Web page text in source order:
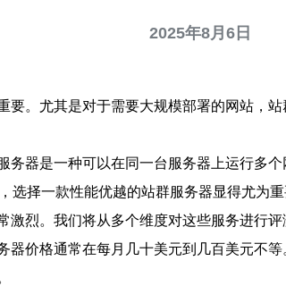
2025年8月6日
。尤其是对于需要大规模部署的网站，
器是一种可以在同一台服务器上运行多
择一款性能优越的站群服务器显得尤为重
烈。我们将从多个维度对这些服务进行
价格通常在每月几十美元到几百美元不